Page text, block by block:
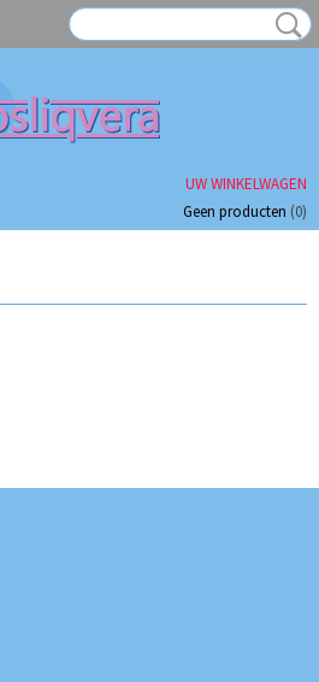
UW WINKELWAGEN
Geen producten (0)